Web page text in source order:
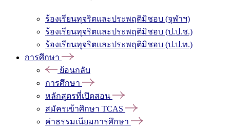
ร้องเรียนทุจริตและประพฤติมิชอบ (จุฬาฯ)
ร้องเรียนทุจริตและประพฤติมิชอบ (ป.ป.ช.)
ร้องเรียนทุจริตและประพฤติมิชอบ (ป.ป.ท.)
การศึกษา
ย้อนกลับ
การศึกษา
หลักสูตรที่เปิดสอน
สมัครเข้าศึกษา TCAS
ค่าธรรมเนียมการศึกษา